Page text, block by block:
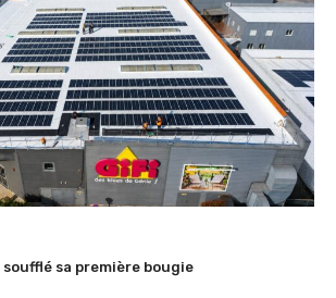
soufflé sa première bougie